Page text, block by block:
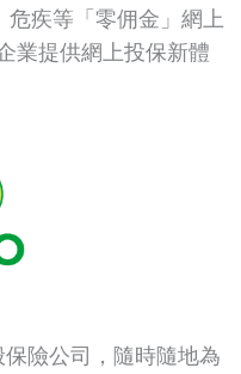
疾等「零佣金」網上
業提供網上投保新體
險公司，隨時隨地為